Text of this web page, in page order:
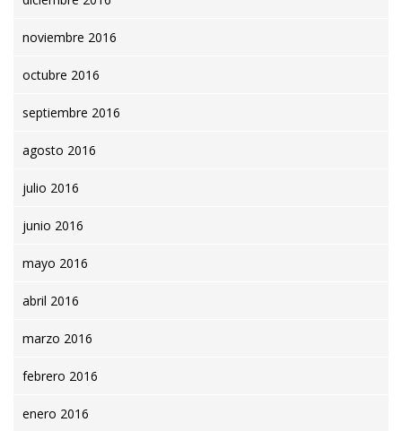
noviembre 2016
octubre 2016
septiembre 2016
agosto 2016
julio 2016
junio 2016
mayo 2016
abril 2016
marzo 2016
febrero 2016
enero 2016